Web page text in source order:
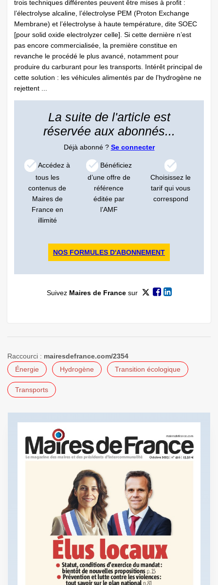
trois techniques différentes peuvent être mises à profit :
l’électrolyse alcaline, l’électrolyse PEM (Proton Exchange
Membrane) et l’électrolyse à haute température, dite SOEC
[pour solid oxide electrolyzer celle]. Si cette dernière n’est
pas encore commercialisée, la première constitue en
revanche le procédé le plus avancé, notamment pour
produire du carburant pour les transports. Intérêt principal de
cette solution : les véhicules alimentés par de l’hydrogène ne
rejettent ...
La suite de l'article est
réservée aux abonnés...
Déjà abonné ? Se connecter
Accédez à
tous les
contenus de
Maires de
France en
illimité
Bénéficiez
d’une offre de
référence
éditée par
l’AMF
Choisissez le
tarif qui vous
correspond
NOS FORMULES D'ABONNEMENT
Suivez Maires de Francesur
Raccourci : mairesdefrance.com/2354
Énergie
Hydrogène Transition écologique
Transports